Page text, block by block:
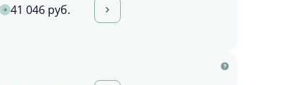
41 046 руб.